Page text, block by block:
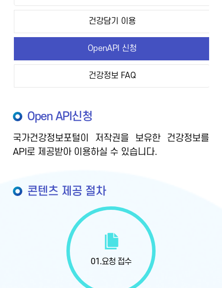
건강담기 이용
OpenAPI 신청
건강정보 FAQ
Open API신청
국가건강정보포털이 저작권을 보유한 건강정보를
API로 제공받아 이용하실 수 있습니다.
콘텐츠 제공 절차
01.요청 접수